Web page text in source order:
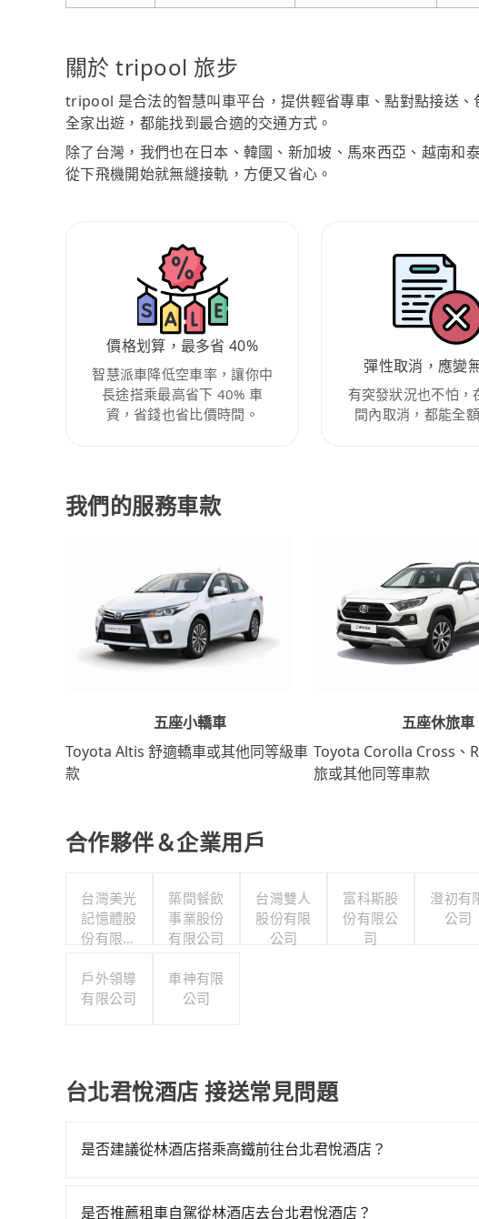
關於 tripool 旅步
tripool 是合法的智慧叫車平台，提供輕省專車、點對點接送
全家出遊，都能找到最合適的交通方式。
除了台灣，我們也在日本、韓國、新加坡、馬來西亞、越南和
從下飛機開始就無縫接軌，方便又省心。
價格划算，最多省 40%
智慧派車降低空車率，讓你中
長途搭乘最高省下 40% 車
資，省錢也省比價時間。
彈性取消，應變
有突發狀況也不怕，
間內取消，都能全
我們的服務車款
五座小轎車
Toyota Altis 舒適轎車或其他同等級車
款
五座休旅車
Toyota Corolla Cross、
旅或其他同等車款
合作夥伴＆企業用戶
台灣美光
記憶體股
份有限公
築間餐飲
事業股份
有限公司
台灣雙人
股份有限
公司
富科斯股
份有限公
司
澄初有
公司
戶外領導
有限公司
車神有限
公司
台北君悅酒店 接送常見問題
是否建議從林酒店搭乘高鐵前往台北君悅酒店？
天最多有105班次高鐵可搭乘。假設從林酒店 (台中市西屯區
是否推薦租車自駕從林酒店去台北君悅酒店？